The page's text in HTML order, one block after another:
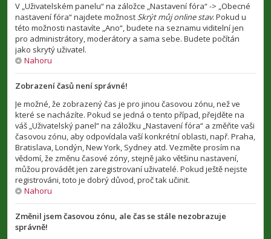
V „Uživatelském panelu“ na záložce „Nastavení fóra“ -> „Obecné
nastavení fóra“ najdete možnostSkrýt můj online stav. Pokud u
této možnosti nastavíte „Ano“, budete na seznamu viditelní jen
pro administrátory, moderátory a sama sebe. Budete počítán
jako skrytý uživatel.
Nahoru
Zobrazení časů není správné!
Je možné, že zobrazený čas je pro jinou časovou zónu, než ve
které se nacházíte. Pokud se jedná o tento případ, přejděte na
váš „Uživatelský panel“ na záložku „Nastavení fóra“ a změňte vaši
časovou zónu, aby odpovídala vaší konkrétní oblasti, např. Praha,
Bratislava, Londýn, New York, Sydney atd. Vezměte prosím na
vědomí, že změnu časové zóny, stejně jako většinu nastavení,
můžou provádět jen zaregistrovaní uživatelé. Pokud ještě nejste
registrováni, toto je dobrý důvod, proč tak učinit.
Nahoru
Změnil jsem časovou zónu, ale čas se stále nezobrazuje
správně!